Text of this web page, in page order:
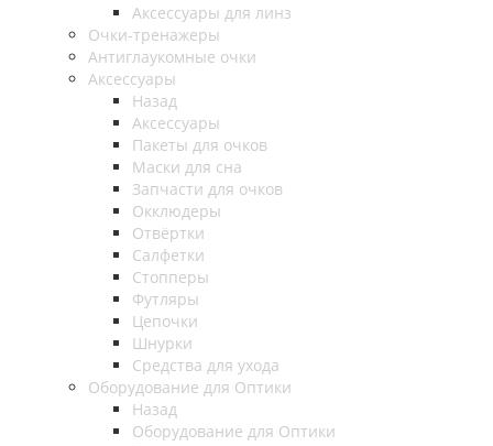
Аксессуары для линз
Очки-тренажеры
Антиглаукомные очки
Аксессуары
Назад
Аксессуары
Пакеты для очков
Маски для сна
Запчасти для очков
Окклюдеры
Отвёртки
Салфетки
Стопперы
Футляры
Цепочки
Шнурки
Средства для ухода
Оборудование для Оптики
Назад
Оборудование для Оптики